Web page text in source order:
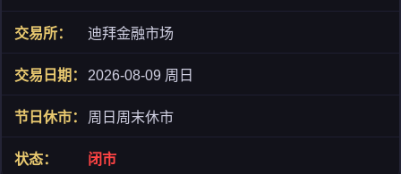
迪拜金融市场
2026-08-09 周日
周日周末休市
闭市